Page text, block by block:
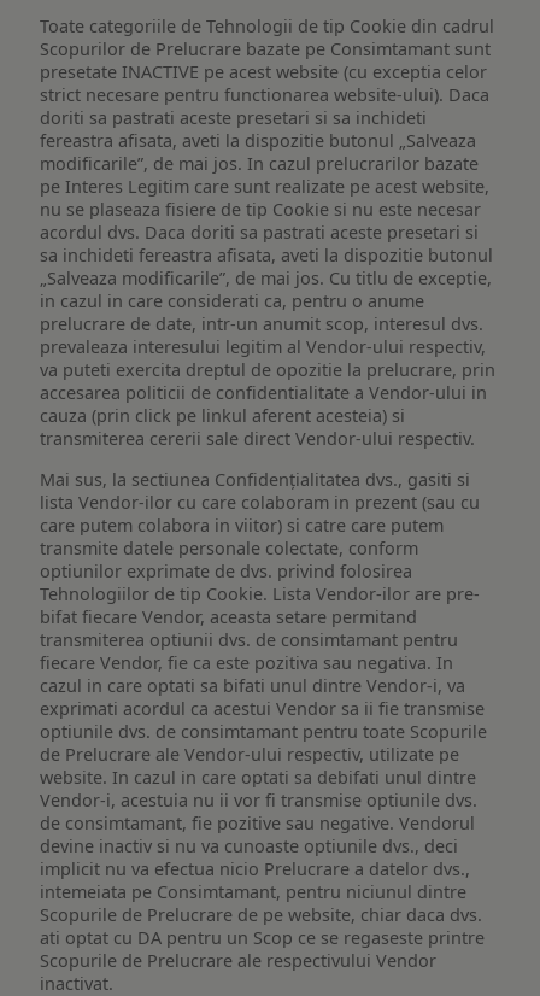
Toate categoriile de Tehnologii de tip Cookie din cadrul
Scopurilor de Prelucrare bazate pe Consimtamant sunt
presetate INACTIVE pe acest website (cu exceptia celor
strict necesare pentru functionarea website-ului). Daca
doriti sa pastrati aceste presetari si sa inchideti
fereastra afisata, aveti la dispozitie butonul „Salveaza
modificarile”, de mai jos. In cazul prelucrarilor bazate
pe Interes Legitim care sunt realizate pe acest website,
nu se plaseaza fisiere de tip Cookie si nu este necesar
acordul dvs. Daca doriti sa pastrati aceste presetari si
sa inchideti fereastra afisata, aveti la dispozitie butonul
„Salveaza modificarile”, de mai jos. Cu titlu de exceptie,
in cazul in care considerati ca, pentru o anume
prelucrare de date, intr-un anumit scop, interesul dvs.
prevaleaza interesului legitim al Vendor-ului respectiv,
va puteti exercita dreptul de opozitie la prelucrare, prin
accesarea politicii de confidentialitate a Vendor-ului in
cauza (prin click pe linkul aferent acesteia) si
transmiterea cererii sale direct Vendor-ului respectiv.
Mai sus, la sectiunea Confidențialitatea dvs., gasiti si
lista Vendor-ilor cu care colaboram in prezent (sau cu
care putem colabora in viitor) si catre care putem
transmite datele personale colectate, conform
optiunilor exprimate de dvs. privind folosirea
Tehnologiilor de tip Cookie. Lista Vendor-ilor are pre-
bifat fiecare Vendor, aceasta setare permitand
transmiterea optiunii dvs. de consimtamant pentru
fiecare Vendor, fie ca este pozitiva sau negativa. In
cazul in care optati sa bifati unul dintre Vendor-i, va
exprimati acordul ca acestui Vendor sa ii fie transmise
optiunile dvs. de consimtamant pentru toate Scopurile
de Prelucrare ale Vendor-ului respectiv, utilizate pe
website. In cazul in care optati sa debifati unul dintre
Vendor-i, acestuia nu ii vor fi transmise optiunile dvs.
de consimtamant, fie pozitive sau negative. Vendorul
devine inactiv si nu va cunoaste optiunile dvs., deci
implicit nu va efectua nicio Prelucrare a datelor dvs.,
intemeiata pe Consimtamant, pentru niciunul dintre
Scopurile de Prelucrare de pe website, chiar daca dvs.
ati optat cu DA pentru un Scop ce se regaseste printre
Scopurile de Prelucrare ale respectivului Vendor
inactivat.